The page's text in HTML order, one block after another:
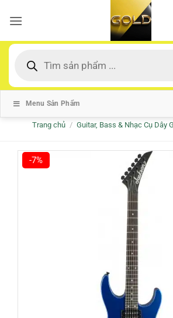
qua
dung
kiếm
Menu Sản Phẩm
Trang chủ / Guitar, Bass & Nhạc Cụ Dây
-7%